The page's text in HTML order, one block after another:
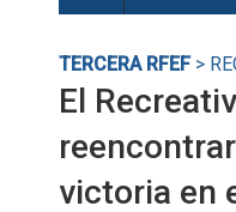
TERCERA RFEF>
El
victoria en